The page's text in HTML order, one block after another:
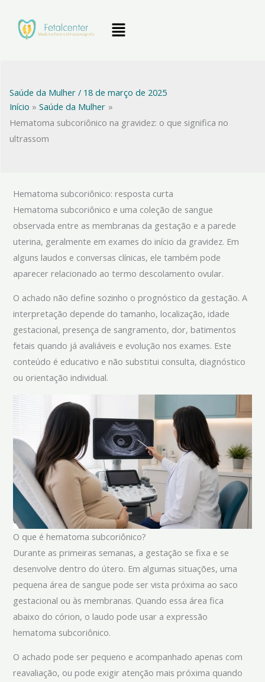
Menu
Saúde da Mulher/ 18 de março de 2025
Início
Saúde da Mulher
Hematoma subcoriônico na gravidez: o que significa no
ultrassom
Hematoma subcoriônico: resposta curta
Hematoma subcoriônico e uma coleção de sangue
observada entre as membranas da gestação e a parede
uterina, geralmente em exames do início da gravidez. Em
alguns laudos e conversas clínicas, ele também pode
aparecer relacionado ao termo descolamento ovular.
O achado não define sozinho o prognóstico da gestação. A
interpretação depende do tamanho, localização, idade
gestacional, presença de sangramento, dor, batimentos
fetais quando já avaliáveis e evolução nos exames. Este
conteúdo é educativo e não substitui consulta, diagnóstico
ou orientação individual.
O que é hematoma subcoriônico?
Durante as primeiras semanas, a gestação se fixa e se
desenvolve dentro do útero. Em algumas situações, uma
pequena área de sangue pode ser vista próxima ao saco
gestacional ou às membranas. Quando essa área fica
abaixo do córion, o laudo pode usar a expressão
hematoma subcoriônico.
O achado pode ser pequeno e acompanhado apenas com
reavaliação, ou pode exigir atenção mais próxima quando